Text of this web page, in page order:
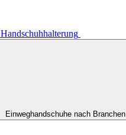
Handschuhhalterung
Einweghandschuhe nach Branchen